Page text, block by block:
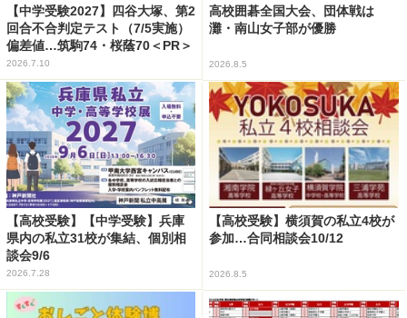
【中学受験2027】四谷大塚、第2
回合不合判定テスト（7/5実施）
偏差値…筑駒74・桜蔭70＜PR＞
2026.7.10
高校囲碁全国大会、団体戦は
灘・南山女子部が優勝
2026.8.5
【高校受験】【中学受験】兵庫
県内の私立31校が集結、個別相
談会9/6
2026.7.28
【高校受験】横須賀の私立4校が
参加…合同相談会10/12
2026.8.5